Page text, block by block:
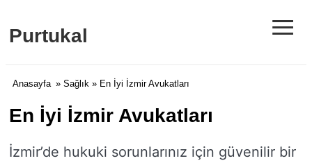
Purtukal ≡
Anasayfa » Sağlık » En İyi İzmir Avukatları
En İyi İzmir Avukatları
İzmir’de hukuki sorunlarınız için güvenilir bir